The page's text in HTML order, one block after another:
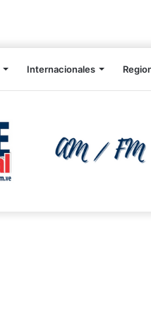
Internacionales